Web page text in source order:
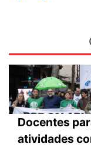
Docentes
atividades